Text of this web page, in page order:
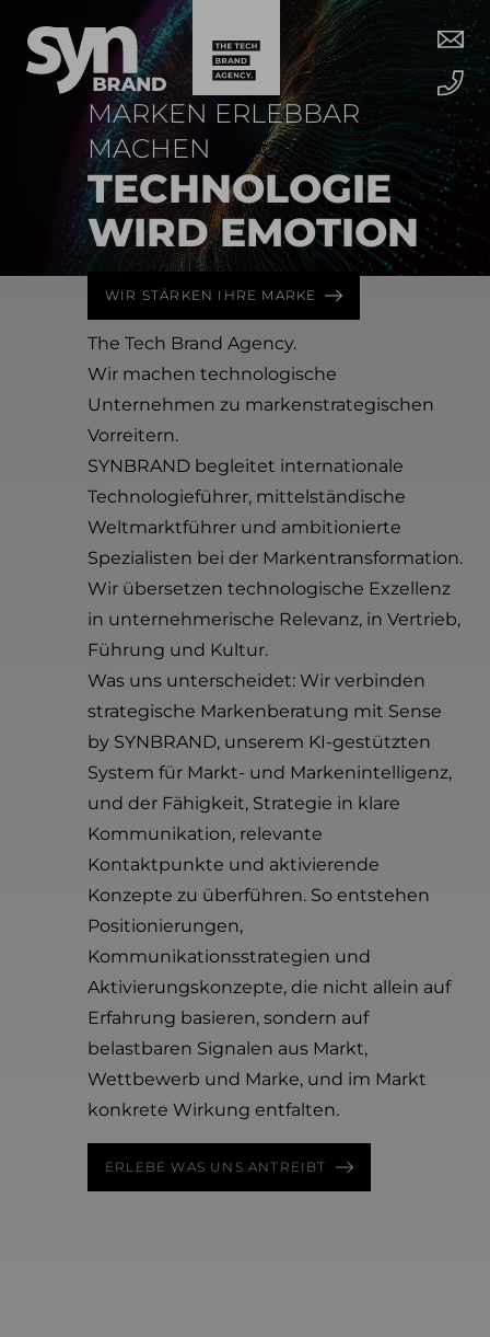
MARKEN ERLEBBAR
MACHEN
TECHNO­LOGIE
WIRD EMOTION
WIR STÄRKEN IHRE MARKE
The Tech Brand Agency.
Wir machen technologische
Unternehmen zu markenstrategischen
Vorreitern.
SYNBRAND begleitet internationale
Technologieführer, mittelständische
Weltmarktführer und ambitionierte
Spezialisten bei der Markentransformation.
Wir übersetzen technologische Exzellenz
in unternehmerische Relevanz, in Vertrieb,
Führung und Kultur.
Was uns unterscheidet: Wir verbinden
strategische Markenberatung mit Sense
by SYNBRAND, unserem KI-gestützten
System für Markt- und Markenintelligenz,
und der Fähigkeit, Strategie in klare
Kommunikation, relevante
Kontaktpunkte und aktivierende
Konzepte zu überführen. So entstehen
Positionierungen,
Kommunikationsstrategien und
Aktivierungskonzepte, die nicht allein auf
Erfahrung basieren, sondern auf
belastbaren Signalen aus Markt,
Wettbewerb und Marke, und im Markt
konkrete Wirkung entfalten.
ERLEBE WAS UNS ANTREIBT